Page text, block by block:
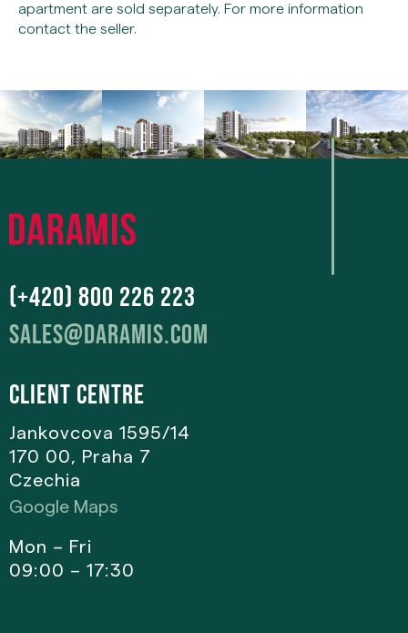
apartment are sold separately. For more information
contact the seller.
(+420) 800 226 223
sales@daramis.com
Client centre
Jankovcova 1595/14
170 00, Praha 7
Czechia
Google Maps
Mon – Fri
09:00 – 17:30